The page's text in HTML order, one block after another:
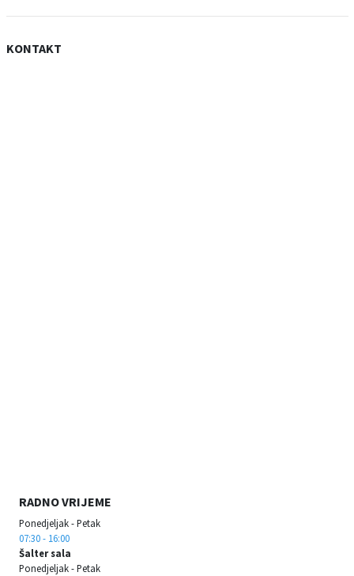
KONTAKT
RADNO VRIJEME
Ponedjeljak - Petak
07:30 - 16:00
Šalter sala
Ponedjeljak - Petak